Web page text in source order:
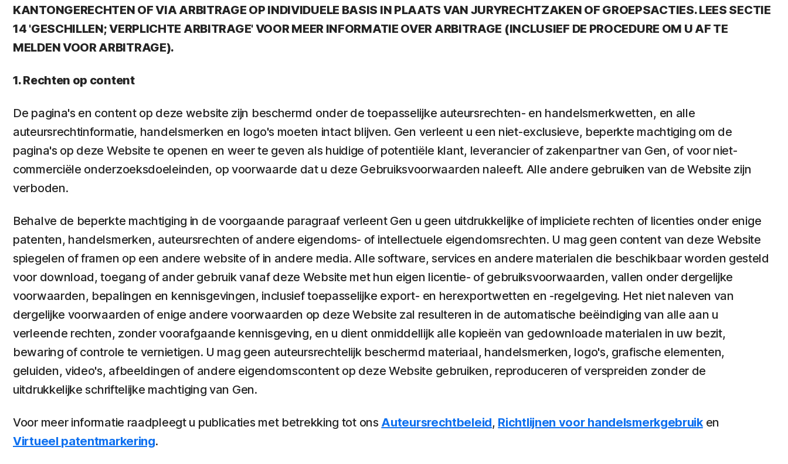
KANTONGERECHTEN OF VIA ARBITRAGE OP INDIVIDUELE BASIS IN PLAATS VAN JURYRECHTZAKEN OF GROEPSACTIES. LEES SECTIE
14 'GESCHILLEN; VERPLICHTE ARBITRAGE' VOOR MEER INFORMATIE OVER ARBITRAGE (INCLUSIEF DE PROCEDURE OM U AF TE
MELDEN VOOR ARBITRAGE).
1. Rechten op content
De pagina's en content op deze website zijn beschermd onder de toepasselijke auteursrechten- en handelsmerkwetten, en alle
auteursrechtinformatie, handelsmerken en logo's moeten intact blijven. Gen verleent u een niet-exclusieve, beperkte machtiging om de
pagina's op deze Website te openen en weer te geven als huidige of potentiële klant, leverancier of zakenpartner van Gen, of voor niet-
commerciële onderzoeksdoeleinden, op voorwaarde dat u deze Gebruiksvoorwaarden naleeft. Alle andere gebruiken van de Website zijn
verboden.
Behalve de beperkte machtiging in de voorgaande paragraaf verleent Gen u geen uitdrukkelijke of impliciete rechten of licenties onder enige
patenten, handelsmerken, auteursrechten of andere eigendoms- of intellectuele eigendomsrechten. U mag geen content van deze Website
spiegelen of framen op een andere website of in andere media. Alle software, services en andere materialen die beschikbaar worden gesteld
voor download, toegang of ander gebruik vanaf deze Website met hun eigen licentie- of gebruiksvoorwaarden, vallen onder dergelijke
voorwaarden, bepalingen en kennisgevingen, inclusief toepasselijke export- en herexportwetten en -regelgeving. Het niet naleven van
dergelijke voorwaarden of enige andere voorwaarden op deze Website zal resulteren in de automatische beëindiging van alle aan u
verleende rechten, zonder voorafgaande kennisgeving, en u dient onmiddellijk alle kopieën van gedownloade materialen in uw bezit,
bewaring of controle te vernietigen. U mag geen auteursrechtelijk beschermd materiaal, handelsmerken, logo's, grafische elementen,
geluiden, video's, afbeeldingen of andere eigendomscontent op deze Website gebruiken, reproduceren of verspreiden zonder de
uitdrukkelijke schriftelijke machtiging van Gen.
Voor meer informatie raadpleegt u publicaties met betrekking tot ons Auteursrechtbeleid, Richtlijnen voor handelsmerkgebruiken
Virtueel patentmarkering.